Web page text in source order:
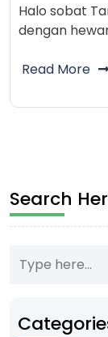
Halo sobat
dengan
Read More
Search